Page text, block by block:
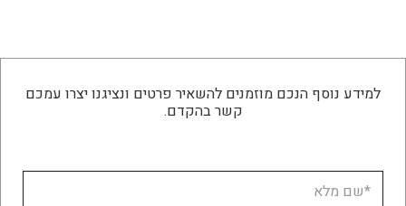
למידע נוסף הנכם מוזמנים להשאיר פרטים ונציגנו יצרו עמכם
קשר בהקדם.